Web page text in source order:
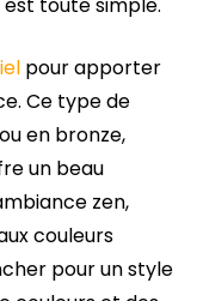
pour apporter
Ce type de
en bronze,
un beau
zen,
couleurs
pour un style